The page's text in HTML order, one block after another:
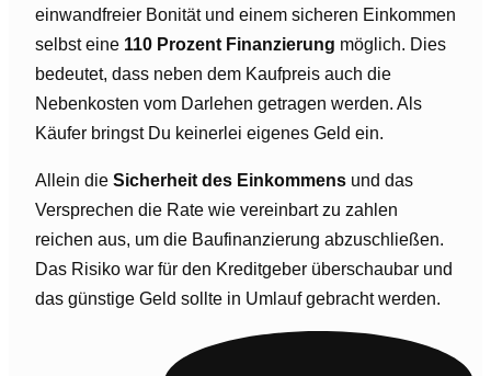
einwandfreier Bonität und einem sicheren Einkommen
selbst eine 110 Prozent Finanzierung möglich. Dies
bedeutet, dass neben dem Kaufpreis auch die
Nebenkosten vom Darlehen getragen werden. Als
Käufer bringst Du keinerlei eigenes Geld ein.
Allein die Sicherheit des Einkommens und das
Versprechen die Rate wie vereinbart zu zahlen
reichen aus, um die Baufinanzierung abzuschließen.
Das Risiko war für den Kreditgeber überschaubar und
das günstige Geld sollte in Umlauf gebracht werden.